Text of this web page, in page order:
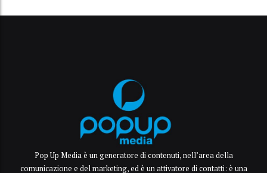
Pop Up Media è un generatore di contenuti, nell’area della
comunicazione e del marketing, ed è un attivatore di contatti: è una